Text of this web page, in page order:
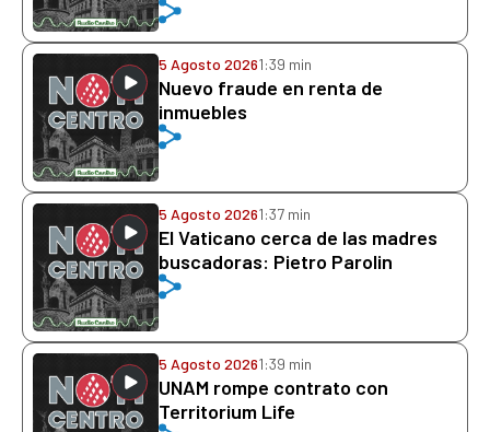
5 Agosto 20261:39 min
Nuevo fraude en renta de
inmuebles
5 Agosto 20261:37 min
El Vaticano cerca de las madres
buscadoras: Pietro Parolin
5 Agosto 20261:39 min
UNAM rompe contrato con
Territorium Life